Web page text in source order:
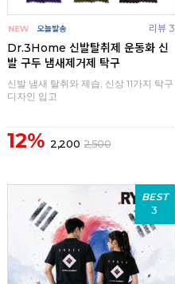
리뷰 3
Dr.3Home 신발탈취제 운동화 신
발 구두 냄새제거제 탁구
신발 냄새 탈취와 제습, 신상 11가지 탁구
디자인 입고
12% 2,200 2,500
BEST
3